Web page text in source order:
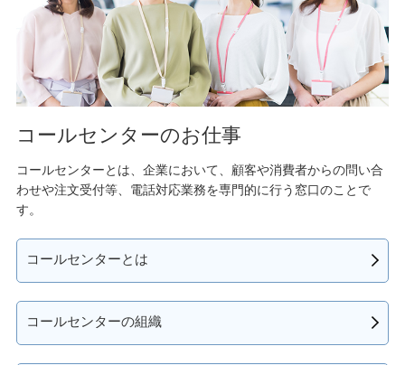
コールセンターのお仕事
コールセンターとは、企業において、顧客や消費者からの問い合
わせや注文受付等、電話対応業務を専門的に行う窓口のことで
す。
コールセンターとは
コールセンターの組織